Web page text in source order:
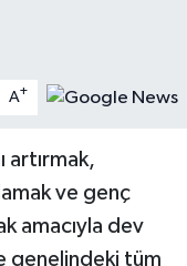
A+
artırmak,
ve genç
amacıyla dev
genelindeki tüm